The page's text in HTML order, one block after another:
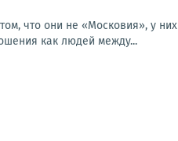
что они не «Московия», у
как людей между...